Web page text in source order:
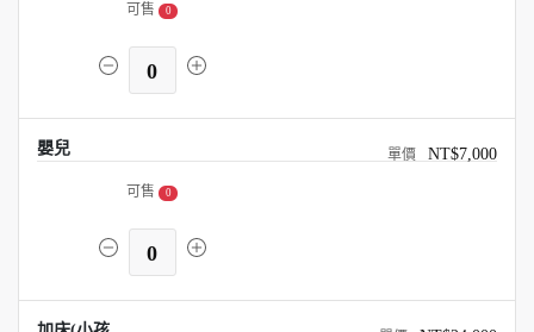
可售 0
0
嬰兒 NT$7,000
可售 0
0